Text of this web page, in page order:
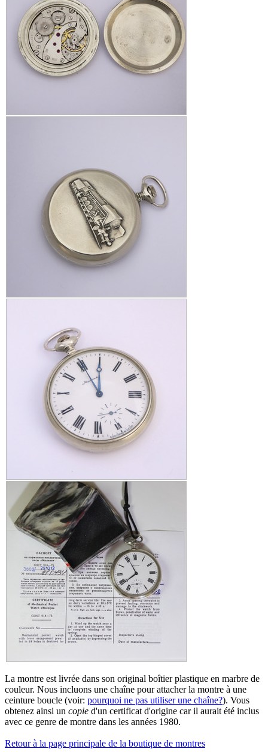
La montre est livrée dans son original boîtier plastique en marbre de
couleur. Nous incluons une chaîne pour attacher la montre à une
ceinture boucle (voir: pourquoi ne pas utiliser une chaîne?). Vous
obtenez ainsi un copie d'un certificat d'origine car il aurait été inclus
avec ce genre de montre dans les années 1980.
Retour à la page principale de la boutique de montres